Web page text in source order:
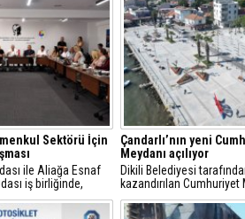
Sektörü İçin
ile Aliağa Esnaf
iş birliğinde,
gayrimenkul
istişare
Çandarlı’nın yeni
Meydanı açılıyor
Dikili Belediyesi
kazandırılan Cumhuriyet
Ağustos Cuma günü
görkemli bir törenle